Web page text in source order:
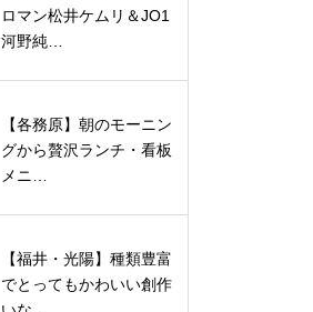
ロマン松井ケムリ＆JO1
河野純…
【各務原】朝のモーニン
グから贅沢ランチ・看板
メニ…
【福井・光陽】種類豊富
でとってもかわいい創作